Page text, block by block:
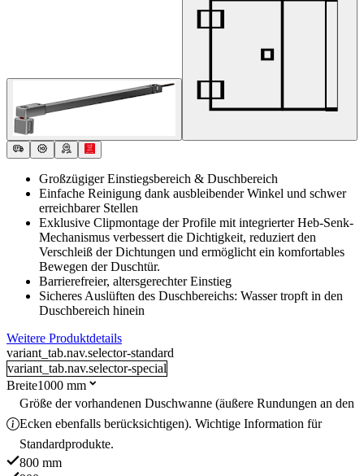
Großzügiger Einstiegsbereich & Duschbereich
Einfache Reinigung dank ausbleibender Winkel und schwer
erreichbarer Stellen
Exklusive Clipmontage der Profile mit integrierter Heb-Senk-
Mechanismus verbessert die Dichtigkeit, reduziert den
Verschleiß der Dichtungen und ermöglicht ein komfortables
Bewegen der Duschtür.
Barrierefreier, altersgerechter Einstieg
Sicheres Auslüften des Duschbereichs: Wasser tropft in den
Duschbereich hinein
Weitere Produktdetails
variant_tab.nav.selector-standard
variant_tab.nav.selector-special
Breite1000 mm
Größe der vorhandenen Duschwanne (äußere Rundungen an den
Ecken ebenfalls berücksichtigen). Wichtige Information für
Standardprodukte.
800 mm